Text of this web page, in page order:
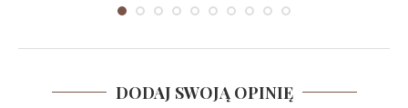
DODAJ SWOJĄ OPINIĘ